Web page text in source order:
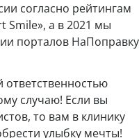
согласно рейтингам
Smile», а в 2021 мы
порталов НаПоправку
случаю! Если вы
то вам в клинику
улыбку мечты!